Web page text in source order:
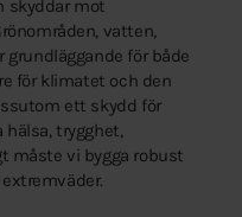
skyddar mot
vatten,
för både
för klimatet och den
ett skydd för
trygghet,
måste vi bygga robust